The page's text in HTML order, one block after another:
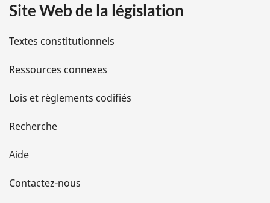
i
l
s
d
e
l
Site Web de la législation
Textes constitutionnels
Ressources connexes
Lois et règlements codifiés
Recherche
Aide
Contactez-nous